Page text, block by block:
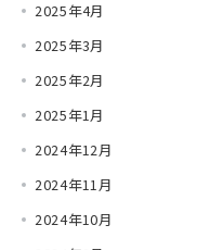
2025年4月
2025年3月
2025年2月
2025年1月
2024年12月
2024年11月
2024年10月